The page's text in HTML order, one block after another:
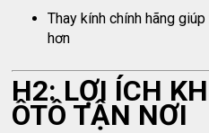
Thay kính chính hãng
hơn
H2: LỢI ÍCH
ÔTÔ TẬN NƠI